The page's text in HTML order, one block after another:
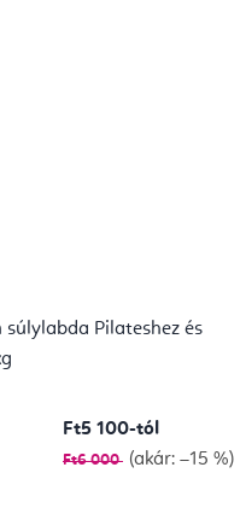
Pilateshez és
Ft5 100-tól
Ft6 000 (akár: –15 %)